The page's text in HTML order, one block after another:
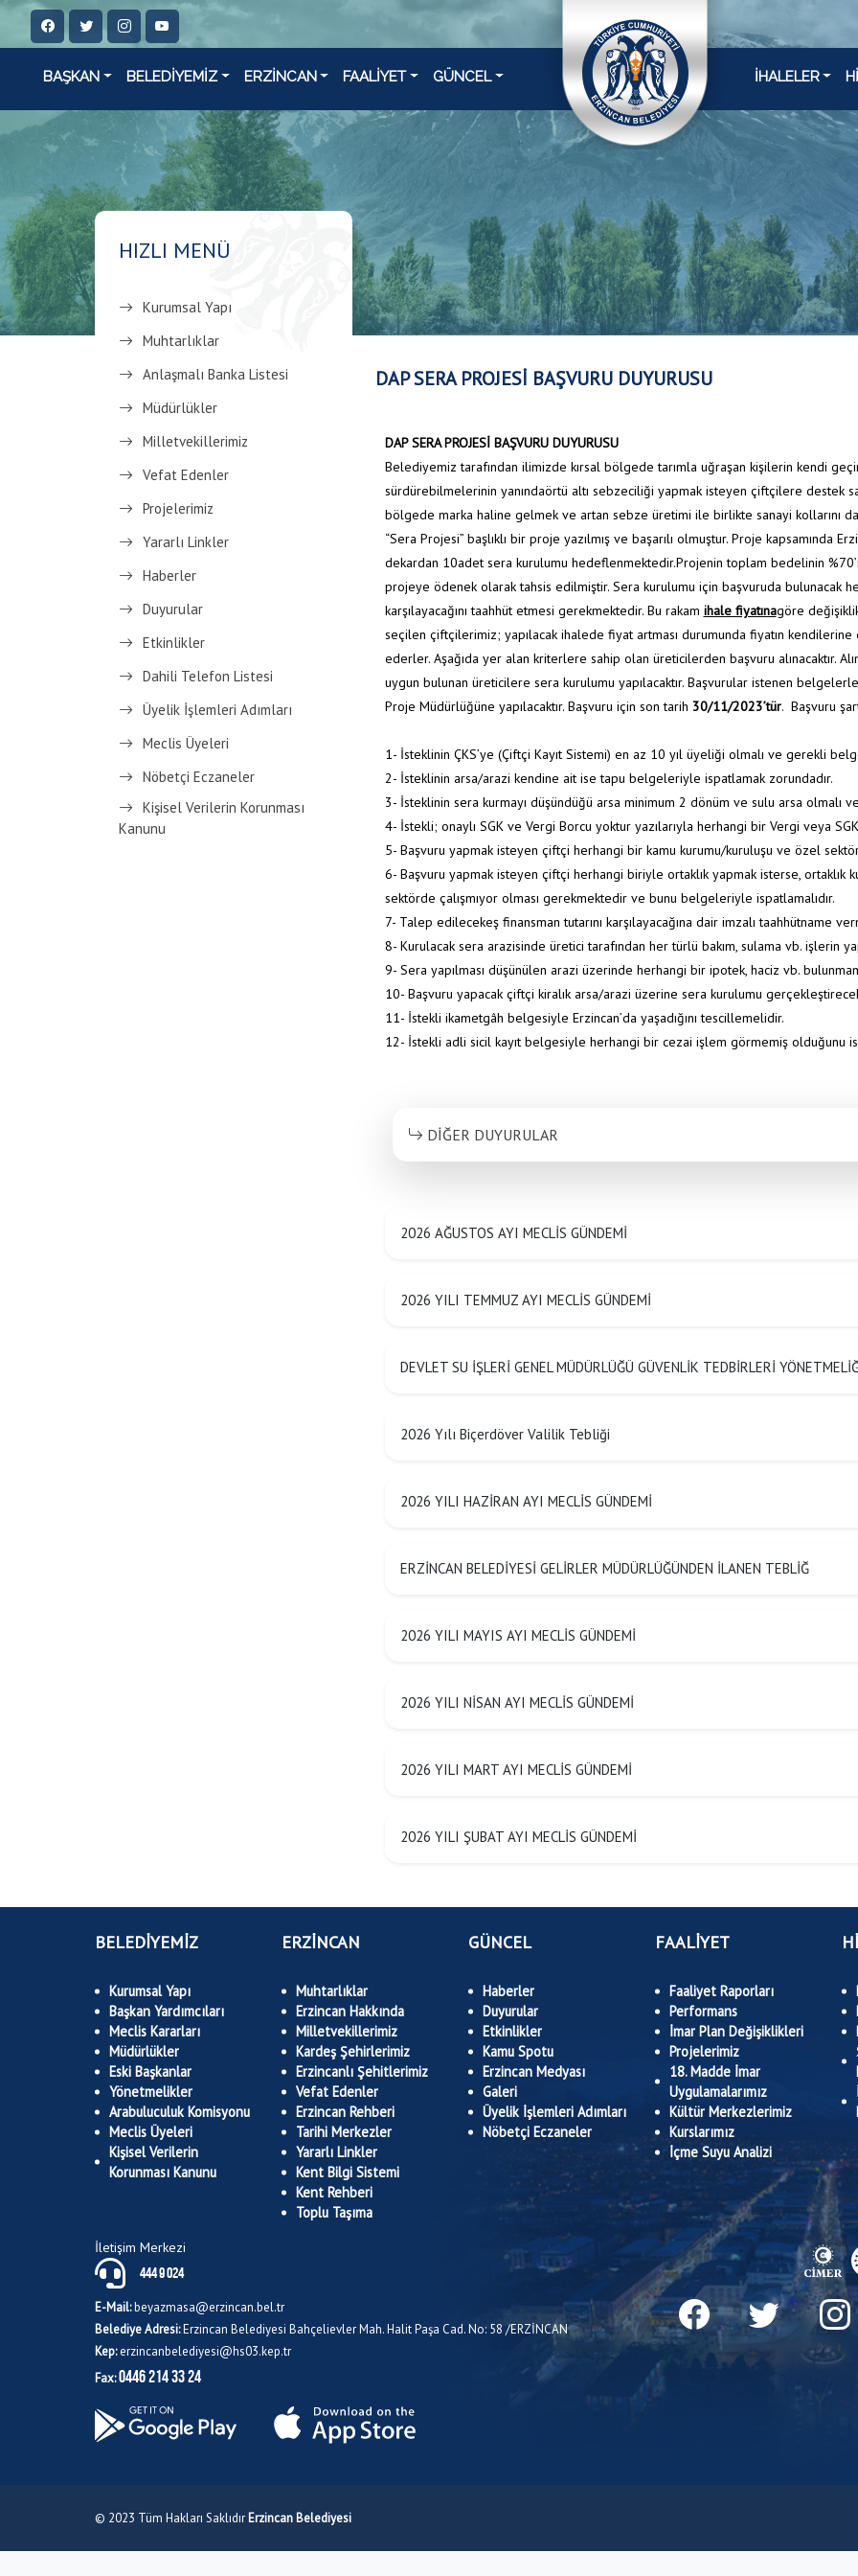
BAŞKAN BELEDİYEMİZ ERZİNCAN FAALİYET GÜNCEL İHALELER
HIZLI MENÜ
Kurumsal Yapı
Muhtarlıklar
Anlaşmalı Banka Listesi
Müdürlükler
Milletvekillerimiz
Vefat Edenler
Projelerimiz
Yararlı Linkler
Haberler
Duyurular
Etkinlikler
Dahili Telefon Listesi
Üyelik İşlemleri Adımları
Meclis Üyeleri
Nöbetçi Eczaneler
Kişisel Verilerin Korunması
Kanunu
DAP SERA PROJESİ BAŞVURU DUYURUSU
DAP SERA PROJESİ BAŞVURU DUYURUSU
Belediyemiz tarafından ilimizde kırsal bölgede tarımla uğraşan kişilerin kendi
sürdürebilmelerinin yanındaörtü altı sebzeciliği yapmak isteyen çiftçilere destek
bölgede marka haline gelmek ve artan sebze üretimi ile birlikte sanayi kollarını
“Sera Projesi” başlıklı bir proje yazılmış ve başarılı olmuştur. Proje kapsamında
dekardan 10adet sera kurulumu hedeflenmektedir.Projenin toplam bedelinin %70’i
projeye ödenek olarak tahsis edilmiştir. Sera kurulumu için başvuruda bulunacak
karşılayacağını taahhüt etmesi gerekmektedir. Bu rakam ihale fiyatınagöre
seçilen çiftçilerimiz; yapılacak ihalede fiyat artması durumunda fiyatın kendilerine
ederler. Aşağıda yer alan kriterlere sahip olan üreticilerden başvuru alınacaktır.
uygun bulunan üreticilere sera kurulumu yapılacaktır. Başvurular istenen
Proje Müdürlüğüne yapılacaktır. Başvuru için son tarih 30/11/2023’tür. Başvuru
1- İsteklinin ÇKS’ye (Çiftçi Kayıt Sistemi) en az 10 yıl üyeliği olmalı ve gerekli
2- İsteklinin arsa/arazi kendine ait ise tapu belgeleriyle ispatlamak zorundadır.
3- İsteklinin sera kurmayı düşündüğü arsa minimum 2 dönüm ve sulu arsa
4- İstekli; onaylı SGK ve Vergi Borcu yoktur yazılarıyla herhangi bir Vergi veya SGK
5- Başvuru yapmak isteyen çiftçi herhangi bir kamu kurumu/kuruluşu ve özel
6- Başvuru yapmak isteyen çiftçi herhangi biriyle ortaklık yapmak isterse, ortaklık
sektörde çalışmıyor olması gerekmektedir ve bunu belgeleriyle ispatlamalıdır.
7- Talep edilecekeş finansman tutarını karşılayacağına dair imzalı taahhütname
8- Kurulacak sera arazisinde üretici tarafından her türlü bakım, sulama vb. işlerin
9- Sera yapılması düşünülen arazi üzerinde herhangi bir ipotek, haciz vb.
10- Başvuru yapacak çiftçi kiralık arsa/arazi üzerine sera kurulumu
11- İstekli ikametgâh belgesiyle Erzincan’da yaşadığını tescillemelidir.
12- İstekli adli sicil kayıt belgesiyle herhangi bir cezai işlem görmemiş olduğunu
DİĞER DUYURULAR
2026 AĞUSTOS AYI MECLİS GÜNDEMİ
2026 YILI TEMMUZ AYI MECLİS GÜNDEMİ
DEVLET SU İŞLERİ GENEL MÜDÜRLÜĞÜ GÜVENLİK TEDBİRLERİ
2026 Yılı Biçerdöver Valilik Tebliği
2026 YILI HAZİRAN AYI MECLİS GÜNDEMİ
ERZİNCAN BELEDİYESİ GELİRLER MÜDÜRLÜĞÜNDEN İLANEN TEBLİĞ
2026 YILI MAYIS AYI MECLİS GÜNDEMİ
2026 YILI NİSAN AYI MECLİS GÜNDEMİ
2026 YILI MART AYI MECLİS GÜNDEMİ
2026 YILI ŞUBAT AYI MECLİS GÜNDEMİ
BELEDİYEMİZ
Kurumsal Yapı
Başkan Yardımcıları
Meclis Kararları
Müdürlükler
Eski Başkanlar
Yönetmelikler
Arabuluculuk Komisyonu
Meclis Üyeleri
Kişisel Verilerin
Korunması Kanunu
ERZİNCAN
Muhtarlıklar
Erzincan Hakkında
Milletvekillerimiz
Kardeş Şehirlerimiz
Erzincanlı Şehitlerimiz
Vefat Edenler
Erzincan Rehberi
Tarihi Merkezler
Yararlı Linkler
Kent Bilgi Sistemi
Kent Rehberi
Toplu Taşıma
GÜNCEL
Haberler
Duyurular
Etkinlikler
Kamu Spotu
Erzincan Medyası
Galeri
Üyelik İşlemleri Adımları
Nöbetçi Eczaneler
FAALİYET
Faaliyet Raporları
Performans
İmar Plan Değişiklikleri
Projelerimiz
18. Madde İmar
Uygulamalarımız
Kültür Merkezlerimiz
Kurslarımız
İçme Suyu Analizi
İletişim Merkezi
444 9 024
E-Mail:beyazmasa@erzincan.bel.tr
Belediye Adresi:Erzincan Belediyesi Bahçelievler Mah. Halit Paşa Cad. No: 58 /ERZİNCAN
Kep:erzincanbelediyesi@hs03.kep.tr
Fax:0446 214 33 24
© 2023 Tüm Hakları Saklıdır Erzincan Belediyesi